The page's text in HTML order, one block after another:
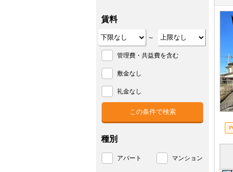
賃料
～
管理費・共益費を含む
敷金なし
礼金なし
種別
アパート マンション